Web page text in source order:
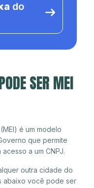
do
SER MEI
é um modelo
que permite
a um CNPJ.
outra cidade do
abaixo você pode ser